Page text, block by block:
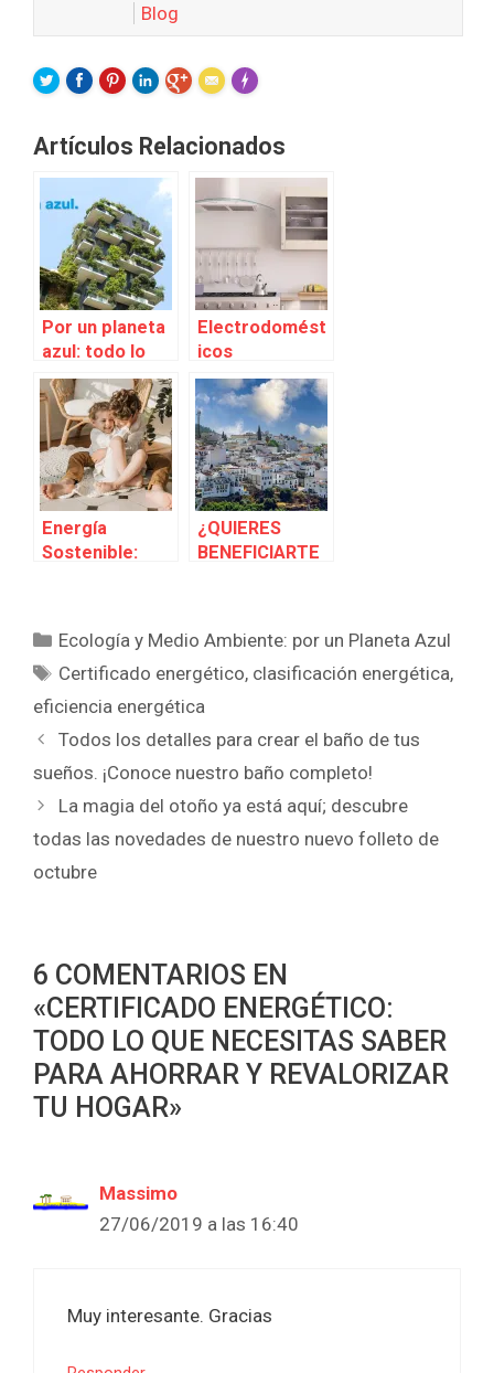
Blog
Made with
Artículos Relacionados
Por un planeta
azul: todo lo
que necesitas
para convertir
tu vivienda en
un hogar
eficiente,
sostenible y
saludable
Electrodomést
icos
sostenibles.
Mejora la
eficiencia
energética de
tu hogar
Energía
Sostenible:
ahorro
energético
¿QUIERES
BENEFICIARTE
REHABILITACIÓ
N ENERGÉTICA
DE TU HOGAR?
CONTAMOS
CÓMO!
Categorías
Ecología y Medio Ambiente: por un Planeta Azul
Etiquetas
Certificado energético, clasificación energética,
eficiencia energética
Todos los detalles para crear el baño de tus
sueños. ¡Conoce nuestro baño completo!
La magia del otoño ya está aquí; descubre
todas las novedades de nuestro nuevo folleto de
octubre
6 COMENTARIOS EN
«CERTIFICADO ENERGÉTICO:
TODO LO QUE NECESITAS SABER
PARA AHORRAR Y REVALORIZAR
TU HOGAR»
Massimo
27/06/2019 a las 16:40
Muy interesante. Gracias